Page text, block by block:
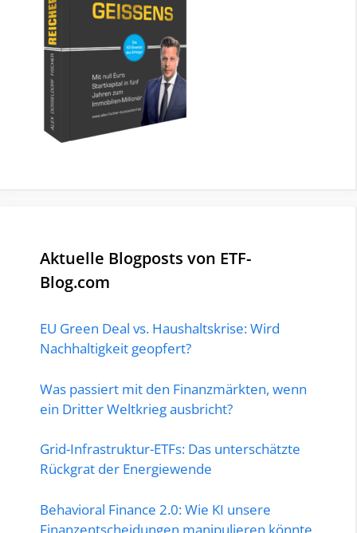
Aktuelle Blogposts von ETF-
Blog.com
EU Green Deal vs. Haushaltskrise: Wird
Nachhaltigkeit geopfert?
Was passiert mit den Finanzmärkten, wenn
ein Dritter Weltkrieg ausbricht?
Grid-Infrastruktur-ETFs: Das unterschätzte
Rückgrat der Energiewende
Behavioral Finance 2.0: Wie KI unsere
Finanzentscheidungen manipulieren könnte